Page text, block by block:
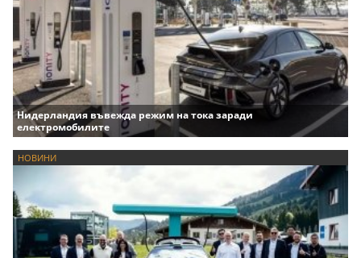
Нидерландия въвежда режим на тока заради
електромобилите
НОВИНИ